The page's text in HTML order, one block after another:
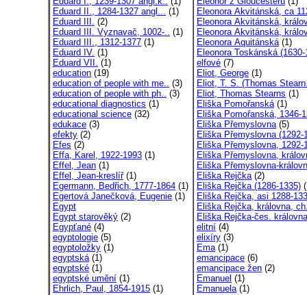
Eduard II., 1284-1327 angl... (1)
Eduard III. (2)
Eduard III. Vyznavač, 1002-.. (1)
Eduard III., 1312-1377 (1)
Eduard IV. (1)
Eduard VII. (1)
education (19)
education of people with me.. (3)
education of people with ph.. (3)
educational diagnostics (1)
educational science (32)
edukace (3)
efekty (2)
Efes (2)
Effa, Karel, 1922-1993 (1)
Effel, Jean (1)
Effel, Jean-kreslíř(1)
Egermann, Bedřich, 1777-1864 (1)
Egertová Janečková, Eugenie (1)
Egypt
Egypt starověký (2)
Egypťané (4)
egyptologie (5)
egyptoložky (1)
egyptská(1)
egyptské (1)
egyptské umění (1)
Ehrlich, Paul, 1854-1915 (1)
Eleonora Akvitánská, ca
Eleonora Akvitánská,
Eleonora Akvitánská,
Eleonora Aquitánská(1)
Eleonora Toskánská
elfové (7)
Eliot, George (1)
Eliot, T. S. (Thomas
Eliot, Thomas Stearns (1)
Eliška Pomořanská(1)
Eliška Pomořanská, 1346-
Eliška Přemyslovna(5)
Eliška Přemyslovna (1292-
Eliška Přemyslovna, 1292-
Eliška Přemyslovna,
Eliška Přemyslovna-
Eliška Rejčka(2)
Eliška Rejčka (1286-1335)
Eliška Rejčka, asi 1288-
Eliška Rejčka, královna,
Eliška Rejčka-čes. královna
elitní (4)
elixíry (3)
Ema(1)
emancipace (6)
emancipace žen (2)
Emanuel (1)
Emanuela(1)